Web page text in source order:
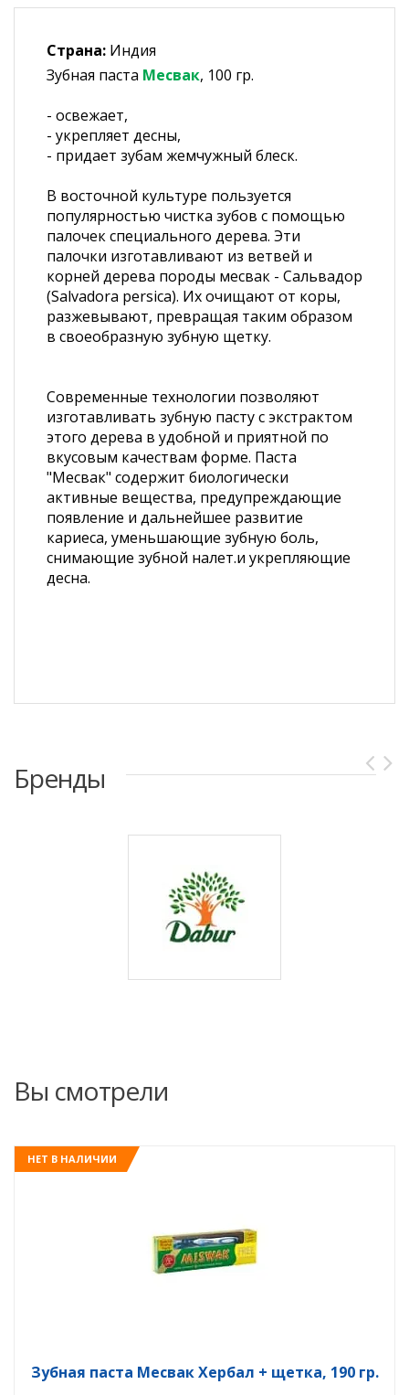
Страна: Индия
Зубная паста Месвак, 100 гр.
- освежает,
- укрепляет десны,
- придает зубам жемчужный блеск.
В восточной культуре пользуется
популярностью чистка зубов с помощью
палочек специального дерева. Эти
палочки изготавливают из ветвей и
корней дерева породы месвак - Сальвадор
(Salvadora persica). Их очищают от коры,
разжевывают, превращая таким образом
в своеобразную зубную щетку.
Современные технологии позволяют
изготавливать зубную пасту с экстрактом
этого дерева в удобной и приятной по
вкусовым качествам форме. Паста
"Месвак" содержит биологически
активные вещества, предупреждающие
появление и дальнейшее развитие
кариеса, уменьшающие зубную боль,
снимающие зубной налет.и укрепляющие
десна.
Бренды
Вы смотрели
НЕТ В НАЛИЧИИ
Зубная паста Месвак Хербал + щетка, 190 гр.